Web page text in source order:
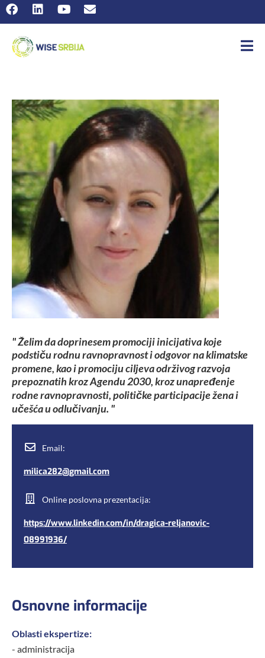
" Želim da doprinesem promociji inicijativa koje
podstiču rodnu ravnopravnost i odgovor na klimatske
promene, kao i promociju ciljeva održivog razvoja
prepoznatih kroz Agendu 2030, kroz unapređenje
rodne ravnopravnosti, političke participacije žena i
učešća u odlučivanju. "
Email:
milica282@gmail.com
Online poslovna prezentacija:
https://www.linkedin.com/in/dragica-reljanovic-
08991936/
Osnovne informacije
Oblasti ekspertize:
- administracija